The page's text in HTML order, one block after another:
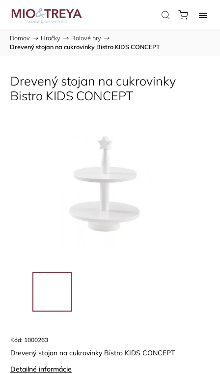
Domov / Hračky / Rolové hry /
Drevený stojan na cukrovinky Bistro KIDS CONCEPT
Drevený stojan na cukrovinky
Bistro KIDS CONCEPT
Kód: 1000263
Drevený stojan na cukrovinky Bistro KIDS CONCEPT
Detailné informácie